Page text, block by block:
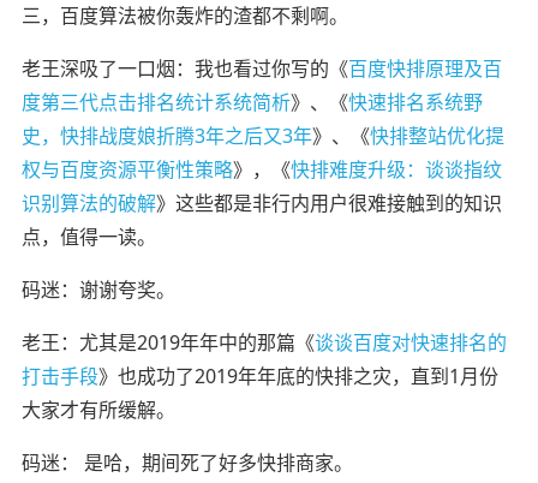
三，百度算法被你轰炸的渣都不剩啊。
老王深吸了一口烟：我也看过你写的 《百度快排原理及百
度第三代点击排名统计系统简析》、《快速排名系统野
史，快排战度娘折腾3年之后又3年》、《快排整站优化提
权与百度资源平衡性策略》， 《快排难度升级：谈谈指纹
识别算法的破解》 这些都是非行内用户很难接触到的知识
点，值得一读。
码迷：谢谢夸奖。
老王：尤其是2019年年中的那篇 《谈谈百度对快速排名的
打击手段》也成功了2019年年底的快排之灾，直到1月份
大家才有所缓解。
码迷： 是哈， 期间死了好多快排商家。